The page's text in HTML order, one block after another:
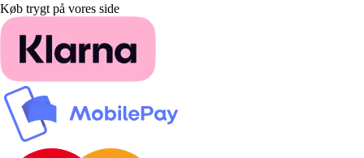
Køb trygt på vores side